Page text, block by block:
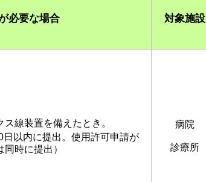
必要な場合 対象施設
ス線装置を備えたとき。
日以内に提出。使用許可申請が
時に提出）
病院
診療所